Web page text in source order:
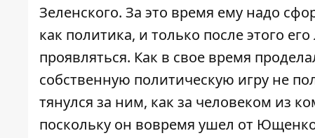
Зеленского. За это время ему надо
как политика, и только после этого
проявляться. Как в свое время
собственную политическую игру не
тянулся за ним, как за человеком из
поскольку он вовремя ушел от